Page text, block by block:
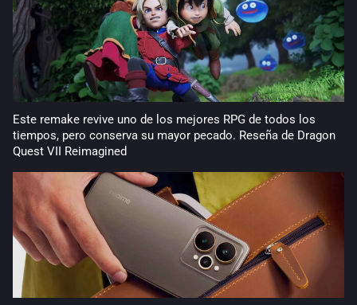
Este remake revive uno de los mejores RPG de todos los
tiempos, pero conserva su mayor pecado. Reseña de Dragon
Quest VII Reimagined